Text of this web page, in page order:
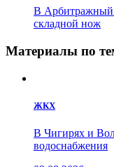
В Арбитражный
складной нож
Материалы по
ЖКХ
В Чигирях и
водоснабжения